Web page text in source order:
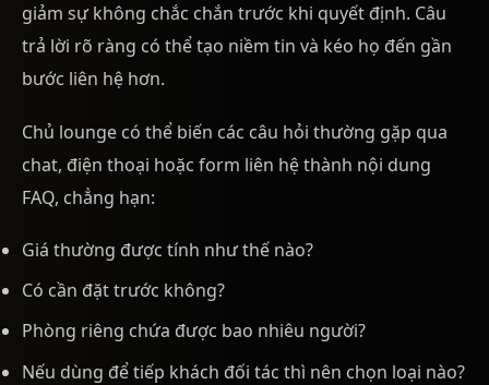
giảm sự không chắc chắn trước khi quyết định. Câu
trả lời rõ ràng có thể tạo niềm tin và kéo họ đến gần
bước liên hệ hơn.
Chủ lounge có thể biến các câu hỏi thường gặp qua
chat, điện thoại hoặc form liên hệ thành nội dung
FAQ, chẳng hạn:
Giá thường được tính như thế nào?
Có cần đặt trước không?
Phòng riêng chứa được bao nhiêu người?
Nếu dùng để tiếp khách đối tác thì nên chọn loại nào?